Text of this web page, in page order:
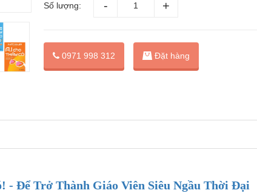
Số lượng:
0971 998 312 Đặt hàng
- Để Trở Thành Giáo Viên Siêu Ngầu Thời Đại